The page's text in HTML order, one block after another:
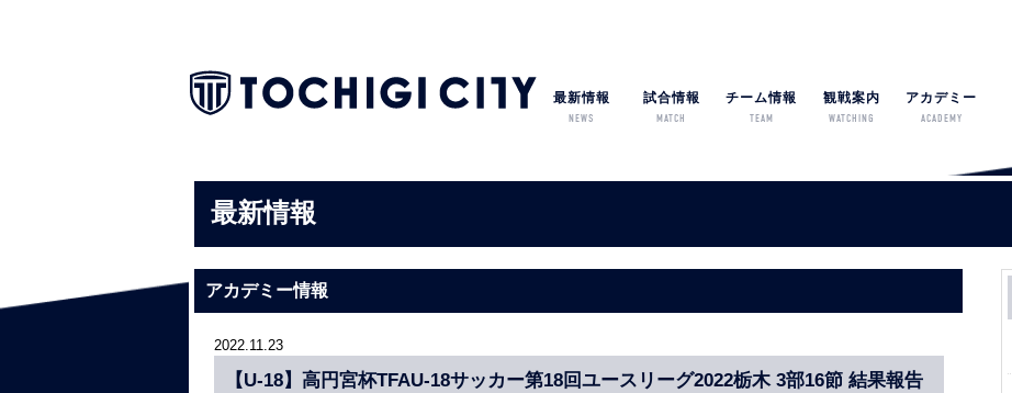
最新情報
NEWS
試合情報
MATCH
チーム情報
TEAM
観戦案内
WATCHING
アカデミー
ACADEMY
最新情報
アカデミー情報
2022.11.23
【U-18】高円宮杯TFAU-18サッカー第18回ユースリーグ2022栃木 3部16節 結果報告